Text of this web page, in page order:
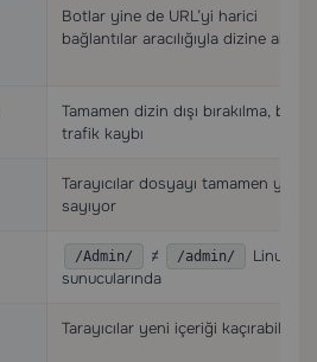
Botlar yine de URL’yi harici
bağlantılar aracılığıyla dizine alabilir
Tamamen dizin dışı bırakılma,
trafik kaybı
Tarayıcılar dosyayı tamamen yok
sayıyor
/Admin/ ≠ /admin/
Linux
sunucularında
Tarayıcılar yeni içeriği kaçırabilir